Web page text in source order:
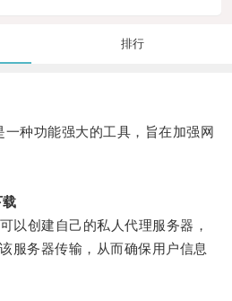
排行
种功能强大的工具，旨在加强网
创建自己的私人代理服务器，
服务器传输，从而确保用户信息